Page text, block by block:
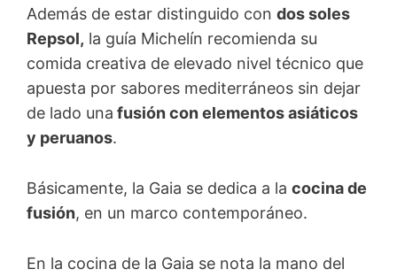
Además de estar distinguido con dos soles
Repsol, la guía Michelín recomienda su
comida creativa de elevado nivel técnico que
apuesta por sabores mediterráneos sin dejar
de lado una fusión con elementos asiáticos
y peruanos.
Básicamente, la Gaia se dedica a la cocina de
fusión, en un marco contemporáneo.
En la cocina de la Gaia se nota la mano del